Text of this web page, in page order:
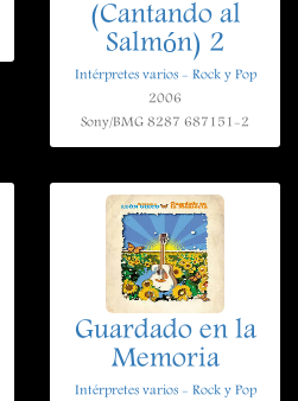
(Cantando al
Salmón) 2
Intérpretes varios - Rock y Pop
2006
Sony/BMG 8287 687151-2
Guardado en la
Memoria
Intérpretes varios - Rock y Pop